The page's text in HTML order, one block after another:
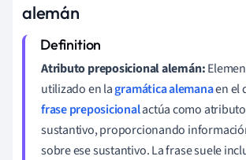
alemán
Atributo preposicional alemán:
utilizado en lagramática alemanaen el
frase preposicionalactúa como
sustantivo, proporcionando
sobre ese sustantivo. La frase suele